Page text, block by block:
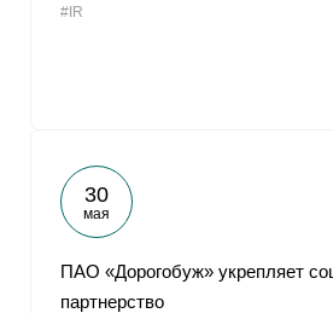
#IR
30
мая
ПАО «Дорогобуж» укрепляет
партнерство